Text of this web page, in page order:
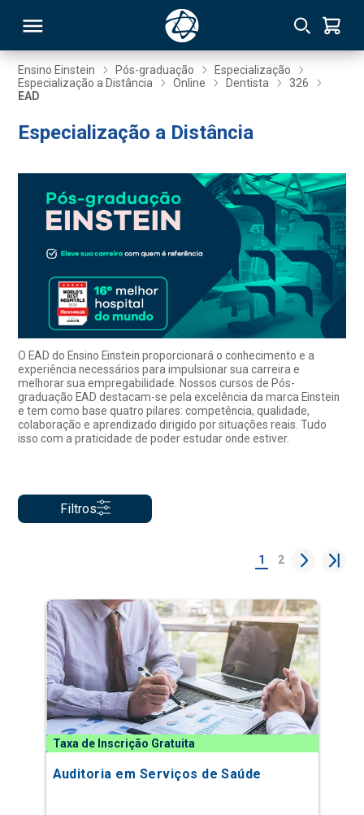
Ensino Einstein Pós-graduação
Especialização
Especialização a Distância
Online Dentista
326
EAD
Especialização a Distância
O EAD do Ensino Einstein proporcionará o conhecimento e a
experiência necessários para impulsionar sua carreira e
melhorar sua empregabilidade. Nossos cursos de Pós-
graduação EAD destacam-se pela excelência da marca Einstein
e tem como base quatro pilares: competência, qualidade,
colaboração e aprendizado dirigido por situações reais. Tudo
isso com a praticidade de poder estudar onde estiver.
Filtros
1 2
Taxa de Inscrição Gratuita
Auditoria em Serviços de Saúde